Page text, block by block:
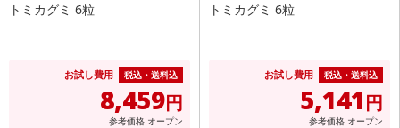
トミカグミ 6粒
お試し費用 税込・送料込
8,459円
参考価格 オープン
トミカグミ 6粒
お試し費用 税込・送料込
5,141円
参考価格 オープン